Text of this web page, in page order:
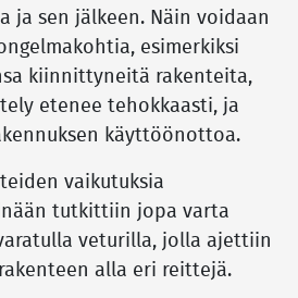
ja sen jälkeen. Näin voidaan
esimerkiksi
kiinnittyneitä rakenteita,
etenee tehokkaasti, ja
käyttöönottoa.
vaikutuksia
tutkittiin jopa varta
veturilla, jolla ajettiin
alla eri reittejä.